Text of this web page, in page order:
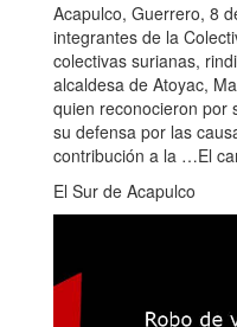
Acapulco, Guerrero, 8
integrantes de la
colectivas surianas,
alcaldesa de Atoyac,
quien reconocieron por
su defensa por las
contribución a la …El
El Sur de Acapulco